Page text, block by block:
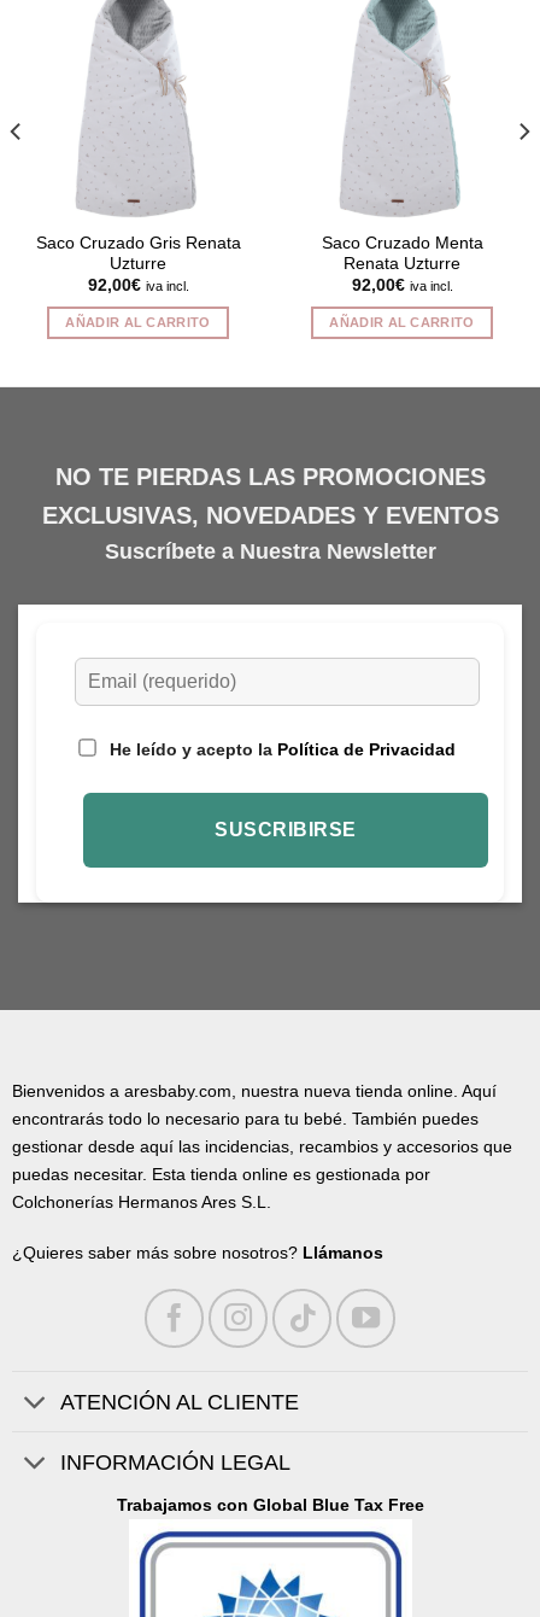
Saco Cruzado Gris Renata
Uzturre
92,00€ iva incl.
AÑADIR AL CARRITO
Saco Cruzado Menta
Renata Uzturre
92,00€ iva incl.
AÑADIR AL CARRITO
NO TE PIERDAS LAS PROMOCIONES
EXCLUSIVAS, NOVEDADES Y EVENTOS
Suscríbete a Nuestra Newsletter
He leído y acepto la Política de Privacidad
Bienvenidos a aresbaby.com, nuestra nueva tienda online. Aquí
encontrarás todo lo necesario para tu bebé. También puedes
gestionar desde aquí las incidencias, recambios y accesorios que
puedas necesitar. Esta tienda online es gestionada por
Colchonerías Hermanos Ares S.L.
¿Quieres saber más sobre nosotros? Llámanos
ATENCIÓN AL CLIENTE
INFORMACIÓN LEGAL
Trabajamos con Global Blue Tax Free